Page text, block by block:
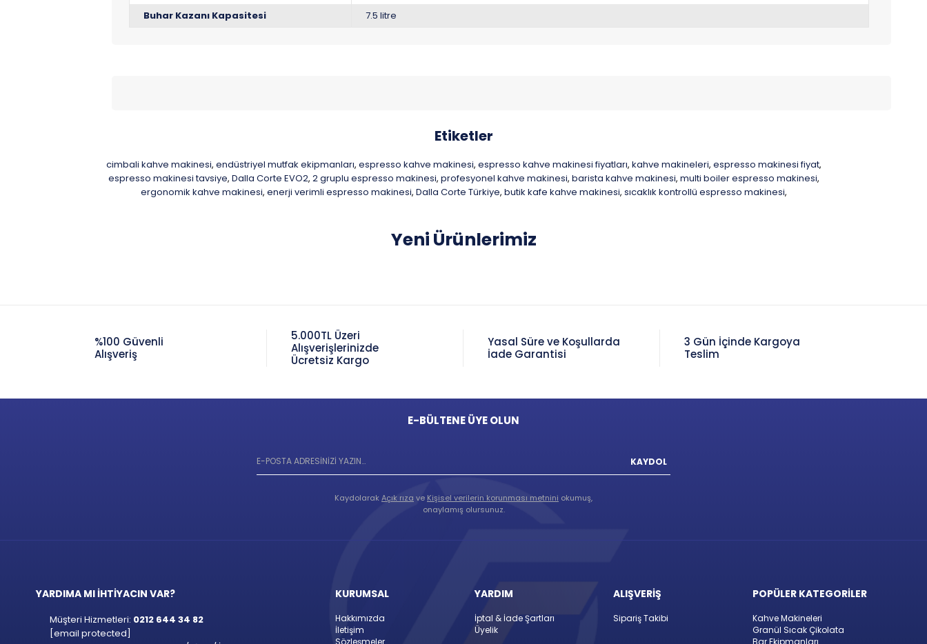
Buhar Kazanı Kapasitesi
7.5 litre
Etiketler
cimbali kahve makinesi, endüstriyel mutfak ekipmanları, espresso kahve makinesi, espresso kahve makinesi fiyatları, kahve makineleri, espresso makinesi fiyat,
espresso makinesi tavsiye, Dalla Corte EVO2, 2 gruplu espresso makinesi, profesyonel kahve makinesi, barista kahve makinesi, multi boiler espresso makinesi,
ergonomik kahve makinesi, enerji verimli espresso makinesi, Dalla Corte Türkiye, butik kafe kahve makinesi, sıcaklık kontrollü espresso makinesi,
Yeni Ürünlerimiz
%100 Güvenli
Alışveriş
5.000TL Üzeri
Alışverişlerinizde
Ücretsiz Kargo
Yasal Süre ve Koşullarda
İade Garantisi
3 Gün İçinde Kargoya
Teslim
E-BÜLTENE ÜYE OLUN
KAYDOL
KaydolarakAçık rıza ve Kişisel verilerin korunması metnini okumuş,
onaylamış olursunuz.
YARDIMA MI İHTİYACIN VAR?
Müşteri Hizmetleri: 0212 644 34 82
[email protected]
KURUMSAL
Hakkımızda
İletişim
Sözleşmeler
YARDIM
İptal & İade Şartları
Üyelik
ALIŞVERİŞ
Sipariş Takibi
POPÜLER KATEGORİLER
Kahve Makineleri
Granül Sıcak Çikolata
Bar Ekipmanları